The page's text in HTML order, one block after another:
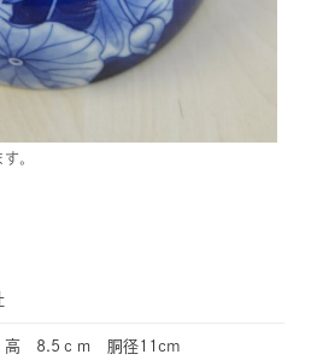
。
高 8.5ｃｍ 胴径11cm